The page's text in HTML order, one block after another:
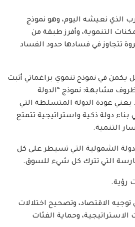
الذي نعيشه اليوم، وهو نموذج
التنموية، وأفرز طبقة من
تتجاوز في فسادها حدود الفساد
يكمن في نموذج تنموي براغماتي أثبت
مشابهة: نموذج “الدولة
يعني عودة الدولة المتسلطة التي
دولة ذكية واستراتيجية تتمتع
التنمية.
الشمولية التي تسيطر على كل
التي تترك كل شيء للسوق.
رؤية.
الاقتصاد، وتصحيح اختلالات
وحماية الفئات